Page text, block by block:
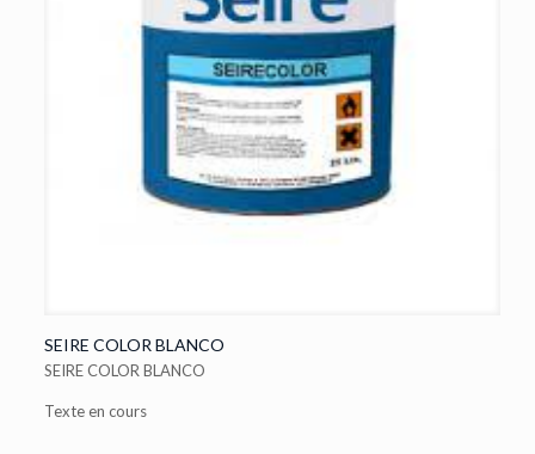
SEIRE COLOR BLANCO
SEIRE COLOR BLANCO
Texte en cours